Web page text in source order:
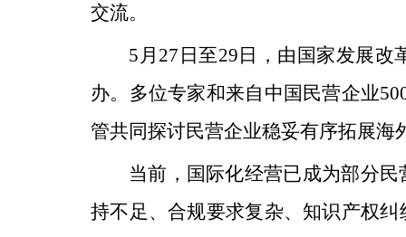
交流。
5月27日至29日，由国家发展改
办。多位专家和来自中国民营企业
管共同探讨民营企业稳妥有序拓展海
当前，国际化经营已成为部分
持不足、合规要求复杂、知识产权